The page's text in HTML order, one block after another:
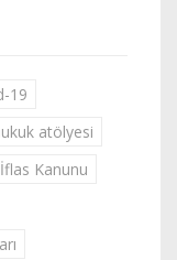
19
atölyesi
Kanunu